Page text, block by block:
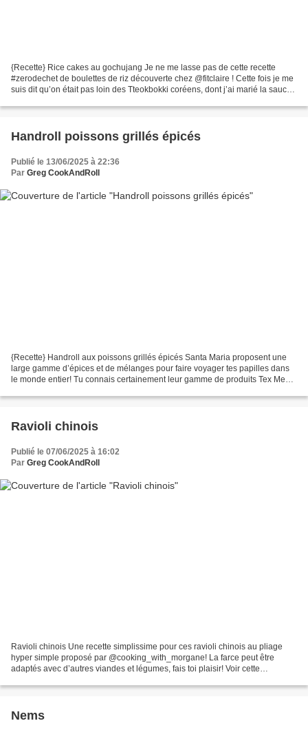
{Recette} Rice cakes au gochujang Je ne me lasse pas de cette recette
#zerodechet de boulettes de riz découverte chez @fitclaire ! Cette fois je me
suis dit qu’on était pas loin des Tteokbokki coréens, dont j’ai marié la sauce
Handroll poissons grillés épicés
Publié le 13/06/2025 à 22:36
Par Greg CookAndRoll
{Recette} Handroll aux poissons grillés épicés Santa Maria proposent une
large gamme d’épices et de mélanges pour faire voyager tes papilles dans
le monde entier! Tu connais certainement leur gamme de produits Tex Mex,
Ravioli chinois
Publié le 07/06/2025 à 16:02
Par Greg CookAndRoll
Ravioli chinois Une recette simplissime pour ces ravioli chinois au pliage
hyper simple proposé par @cooking_with_morgane! La farce peut être
adaptés avec d’autres viandes et légumes, fais toi plaisir! Voir cette
Nems